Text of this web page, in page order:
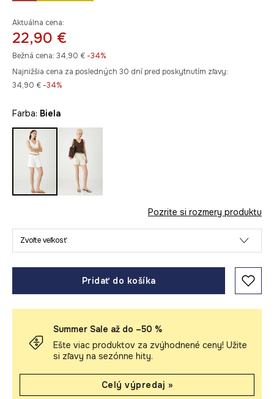
Aktuálna cena:
22,90 €
Bežná cena: 34,90 € -34%
Najnižšia cena za posledných 30 dní pred poskytnutím zľavy:
34,90 € -34%
Farba: biela
Pozrite si rozmery produktu
Zvoľte veľkosť
Pridať do košíka
Summer Sale až do –50 %
Ešte viac produktov za zvýhodnené ceny! Užite
si zľavy na sezónne hity.
Celý výpredaj »